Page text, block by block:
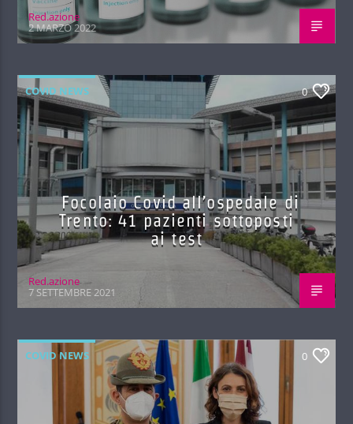
Red.azione
2 MARZO 2022
COVID NEWS 0
Focolaio Covid all’ospedale di
Trento: 41 pazienti sottoposti
ai test
Red.azione
7 SETTEMBRE 2021
COVID NEWS 0